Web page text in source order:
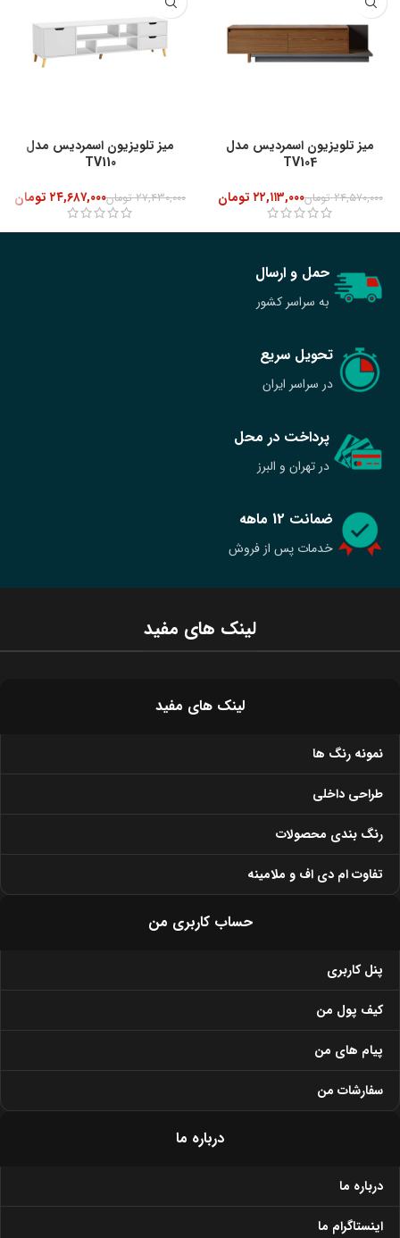
میز تلویزیون اسمردیس مدل
TV104
۲۴,۵۷۰,۰۰۰ تومان۲۲,۱۱۳,۰۰۰ تومان
میز تلویزیون اسمردیس مدل
TV110
۲۷,۴۳۰,۰۰۰ تومان۲۴,۶۸۷,۰۰۰ تومان
ضمانت 12 ماهه
خدمات پس از فروش
پرداخت در محل
در تهران و البرز
تحویل سریع
در سراسر ایران
حمل و ارسال
به سراسر کشور
لینک های مفید
درباره ما
درباره ما
اینستاگرام ما
حساب کاربری من
پنل کاربری
کیف پول من
پیام های من
سفارشات من
لینک های مفید
نمونه رنگ ها
طراحی داخلی
رنگ بندی محصولات
تفاوت ام دی اف و ملامینه